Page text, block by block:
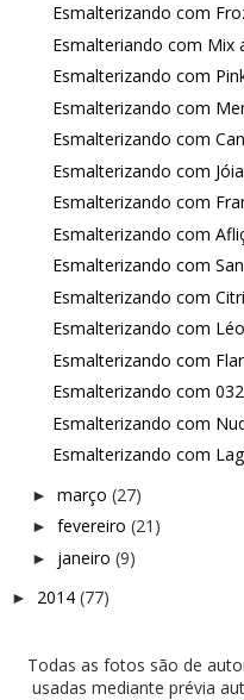
Esmalterizando com
Esmalteriando com Mix
Esmalterizando com
Esmalterizando com
Esmalterizando com
Esmalterizando com
Esmalterizando com
Esmalterizando com
Esmalterizando com
Esmalterizando com
Esmalterizando com
Esmalterizando com
Esmalterizando com
Esmalterizando com
Esmalterizando com
► março (27)
► fevereiro (21)
► janeiro (9)
► 2014 (77)
Todas as fotos são de
usadas mediante prévia